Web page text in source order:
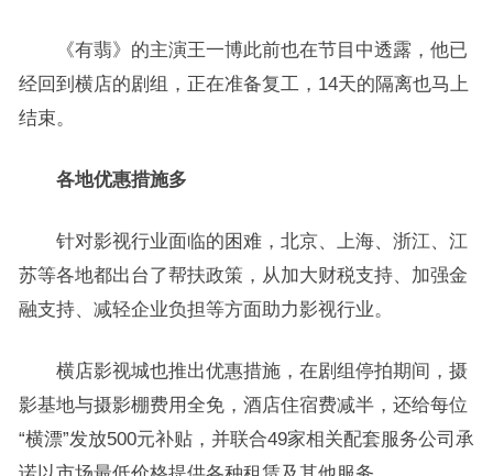
《有翡》的主演王一博此前也在节目中透露，他已
经回到横店的剧组，正在准备复工，14天的隔离也马上
结束。
各地优惠措施多
针对影视行业面临的困难，北京、上海、浙江、江
苏等各地都出台了帮扶政策，从加大财税支持、加强金
融支持、减轻企业负担等方面助力影视行业。
横店影视城也推出优惠措施，在剧组停拍期间，摄
影基地与摄影棚费用全免，酒店住宿费减半，还给每位
“横漂”发放500元补贴，并联合49家相关配套服务公司承